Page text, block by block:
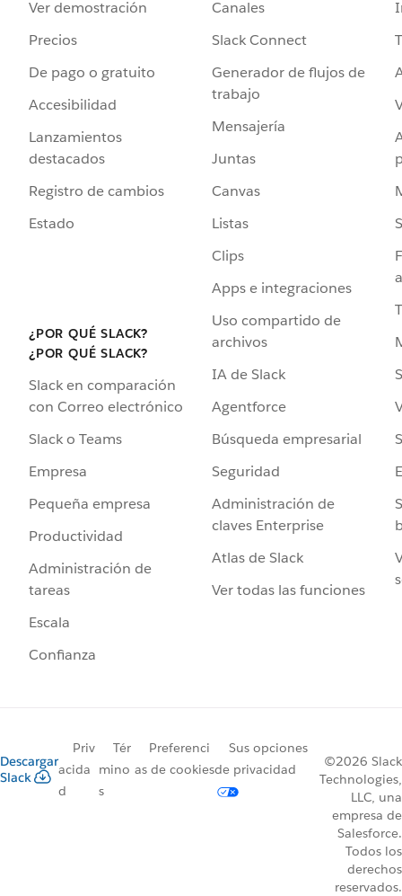
Ver demostración
Precios
De pago o gratuito
Accesibilidad
Lanzamientos
destacados
Registro de cambios
Estado
¿POR QUÉ SLACK?
¿POR QUÉ SLACK?
Slack en comparación
con Correo electrónico
Slack o Teams
Empresa
Pequeña empresa
Productividad
Administración de
tareas
Escala
Confianza
Canales
Slack Connect
Generador de flujos de
trabajo
Mensajería
Juntas
Canvas
Listas
Clips
Apps e integraciones
Uso compartido de
archivos
IA de Slack
Agentforce
Búsqueda empresarial
Seguridad
Administración de
claves Enterprise
Atlas de Slack
Ver todas las funciones
Descargar
Slack
Priv
acida
d
Tér
mino
s
Preferenci
as de cookies
Sus opciones
de privacidad
©2026 Slack
Technologies,
LLC, una
empresa de
Salesforce.
Todos los
derechos
reservados.